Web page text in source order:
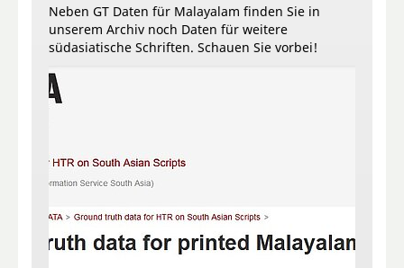
Neben GT Daten für Malayalam finden Sie in
unserem Archiv noch Daten für weitere
südasiatische Schriften. Schauen Sie vorbei!